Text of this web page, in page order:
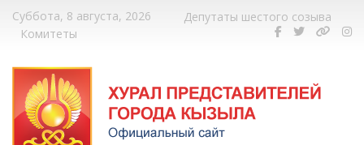
Суббота, 8 августа, 2026
Депутаты шестого созыва
Комитеты